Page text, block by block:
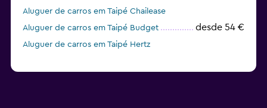
Aluguer de carros em Taipé Chailease
Aluguer de carros em Taipé Budget
desde 54 €
Aluguer de carros em Taipé Hertz